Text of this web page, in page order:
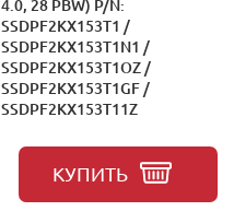
4.0, 28 PBW) P/N:
SSDPF2KX153T1 /
SSDPF2KX153T1N1 /
SSDPF2KX153T1OZ /
SSDPF2KX153T1GF /
SSDPF2KX153T11Z
КУПИТЬ